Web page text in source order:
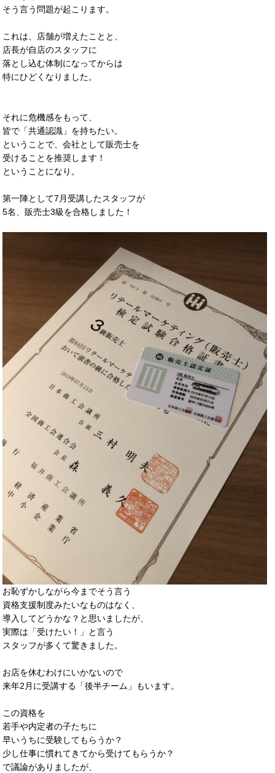
そう言う問題が起こります。
これは、店舗が増えたことと、
店長が自店のスタッフに
落とし込む体制になってからは
特にひどくなりました。
それに危機感をもって、
皆で「共通認識」を持ちたい。
ということで、会社として販売士を
受けることを推奨します！
ということになり。
第一陣として7月受講したスタッフが
5名、販売士3級を合格しました！
お恥ずかしながら今までそう言う
資格支援制度みたいなものはなく、
導入してどうかな？と思いましたが、
実際は「受けたい！」と言う
スタッフが多くて驚きました。
お店を休むわけにいかないので
来年2月に受講する「後半チーム」もいます。
この資格を
若手や内定者の子たちに
早いうちに受験してもらうか？
少し仕事に慣れてきてから受けてもらうか？
で議論がありましたが、